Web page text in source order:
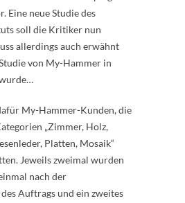
Eine neue Studie des
soll die Kritiker nun
allerdings auch erwähnt
von My-Hammer in
My-Hammer-Kunden, die
„Zimmer, Holz,
Platten, Mosaik“
Jeweils zweimal wurden
nach der
Auftrags und ein zweites